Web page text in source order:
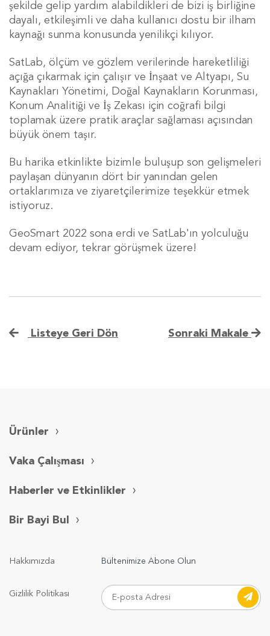
şekilde gelip yardım alabildikleri de bizi iş birliğine
dayalı, etkileşimli ve daha kullanıcı dostu bir ilham
kaynağı sunma konusunda yenilikçi kılıyor.
SatLab, ölçüm ve gözlem verilerinde hareketliliği
açığa çıkarmak için çalışır ve İnşaat ve Altyapı, Su
Kaynakları Yönetimi, Doğal Kaynakların Korunması,
Konum Analitiği ve İş Zekası için coğrafi bilgi
toplamak üzere pratik araçlar sağlaması açısından
büyük önem taşır.
Bu harika etkinlikte bizimle buluşup son gelişmeleri
paylaşan dünyanın dört bir yanından gelen
ortaklarımıza ve ziyaretçilerimize teşekkür etmek
istiyoruz.
GeoSmart 2022 sona erdi ve SatLab'ın yolculuğu
devam ediyor, tekrar görüşmek üzere!
Listeye Geri Dön Sonraki Makale
Ürünler
Vaka Çalışması
Haberler ve Etkinlikler
Bir Bayi Bul
Hakkımızda
Gizlilik Politikası
Bültenimize Abone Olun